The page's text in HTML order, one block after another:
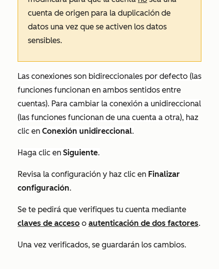
cuenta de origen para la duplicación de
datos una vez que se activen los datos
sensibles.
Las conexiones son bidireccionales por defecto (las
funciones funcionan en ambos sentidos entre
cuentas). Para cambiar la conexión a unidireccional
(las funciones funcionan de una cuenta a otra), haz
clic en Conexión unidireccional.
Haga clic en Siguiente.
Revisa la configuración y haz clic en Finalizar
configuración.
Se te pedirá que verifiques tu cuenta mediante
claves de acceso o autenticación de dos factores.
Una vez verificados, se guardarán los cambios.